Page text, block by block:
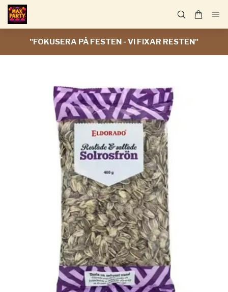
"FOKUSERA PÅ FESTEN - VI FIXAR RESTEN"